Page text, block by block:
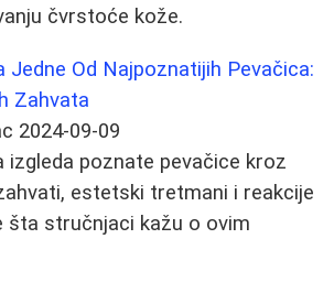
čvrstoće kože.
Jedne Od Najpoznatijih Pevačica:
Zahvata
2024-09-09
izgleda poznate pevačice kroz
estetski tretmani i reakcije
šta stručnjaci kažu o ovim